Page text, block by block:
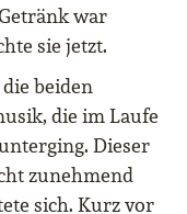
war
sie jetzt.
beiden
die im Laufe
Dieser
zunehmend
sich. Kurz vor